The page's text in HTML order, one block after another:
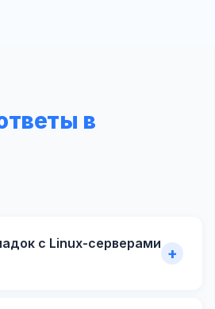
в
с Linux-серверами